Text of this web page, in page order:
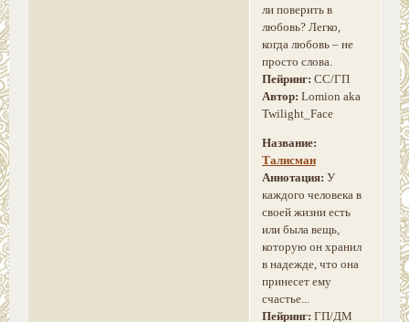
ли поверить в
любовь? Легко,
когда любовь – не
просто слова.
Пейринг: СС/ГП
Автор: Lomion aka
Twilight_Face
Название:
Талисман
Аннотация: У
каждого человека в
своей жизни есть
или была вещь,
которую он хранил
в надежде, что она
принесет ему
счастье...
Пейринг: ГП/ДМ